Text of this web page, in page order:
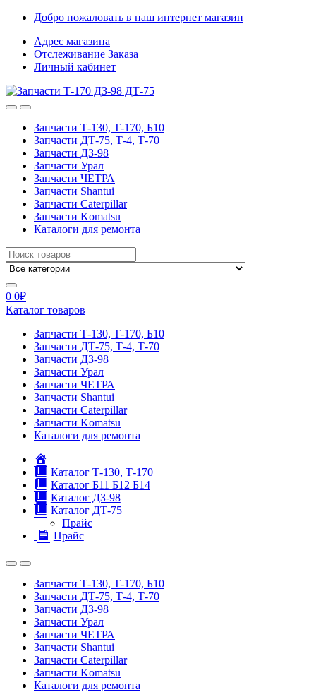
Skip
navigation
Skip
content
Добро пожаловать в наш интернет магазин
Адрес магазина
Отслеживание Заказа
Личный кабинет
Запчасти Т-130, Т-170, Б10
Запчасти ДТ-75, Т-4, Т-70
Запчасти ДЗ-98
Запчасти Урал
Запчасти ЧЕТРА
Запчасти Shantui
Запчасти Caterpillar
Запчасти Komatsu
Каталоги для ремонта
Search
for:
0 0₽
Каталог товаров
Запчасти Т-130, Т-170, Б10
Запчасти ДТ-75, Т-4, Т-70
Запчасти ДЗ-98
Запчасти Урал
Запчасти ЧЕТРА
Запчасти Shantui
Запчасти Caterpillar
Запчасти Komatsu
Каталоги для ремонта
Каталог Т-130, Т-170
Каталог Б11 Б12 Б14
Каталог ДЗ-98
Каталог ДТ-75
Прайс
Прайс
Запчасти Т-130, Т-170, Б10
Запчасти ДТ-75, Т-4, Т-70
Запчасти ДЗ-98
Запчасти Урал
Запчасти ЧЕТРА
Запчасти Shantui
Запчасти Caterpillar
Запчасти Komatsu
Каталоги для ремонта